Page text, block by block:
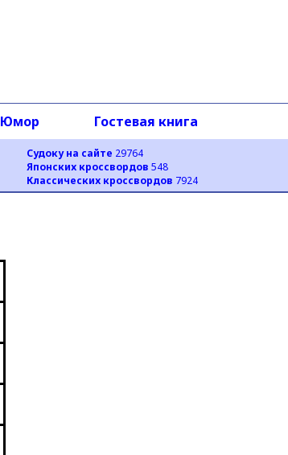
Судоку на сайте 29764
Японских кроссвордов 548
Классических кроссвордов 7924
Юмор Гостевая книга